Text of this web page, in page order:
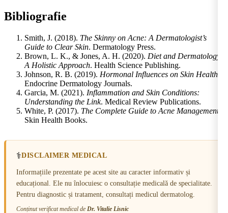
Bibliografie
Smith, J. (2018). The Skinny on Acne: A Dermatologist’s
Guide to Clear Skin. Dermatology Press.
Brown, L. K., & Jones, A. H. (2020). Diet and Dermatology:
A Holistic Approach. Health Science Publishing.
Johnson, R. B. (2019). Hormonal Influences on Skin Health
Endocrine Dermatology Journals.
Garcia, M. (2021). Inflammation and Skin Conditions:
Understanding the Link. Medical Review Publications.
White, P. (2017). The Complete Guide to Acne Management
Skin Health Books.
⚕️DISCLAIMER MEDICAL
Informațiile prezentate pe acest site au caracter informativ și
educațional. Ele nu înlocuiesc o consultație medicală de specialitate.
Pentru diagnostic și tratament, consultați medicul dermatolog.
Conținut verificat medical de Dr. Vitalie Lisnic